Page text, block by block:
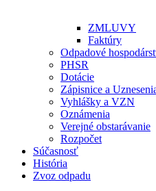
ZMLUVY
Faktúry
Odpadové
PHSR
Dotácie
Zápisnice a
Vyhlášky a VZN
Oznámenia
Verejné obstarávanie
Rozpočet
Súčasnosť
História
Zvoz odpadu